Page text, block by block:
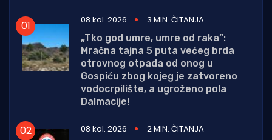
08 kol. 2026
3 MIN. ČITANJA
„Tko god umre, umre od raka”:
Mračna tajna 5 puta većeg brda
otrovnog otpada od onog u
Gospiću zbog kojeg je zatvoreno
vodocrpilište, a ugroženo pola
Dalmacije!
08 kol. 2026
2 MIN. ČITANJA